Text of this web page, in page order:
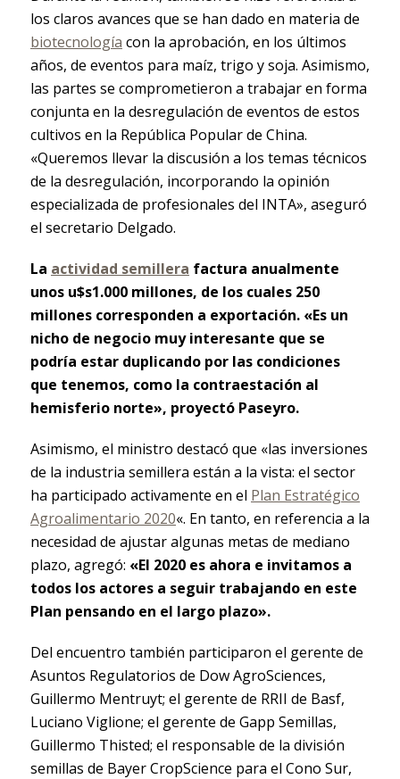
los claros avances que se han dado en materia de
biotecnología con la aprobación, en los últimos
años, de eventos para maíz, trigo y soja. Asimismo,
las partes se comprometieron a trabajar en forma
conjunta en la desregulación de eventos de estos
cultivos en la República Popular de China.
«Queremos llevar la discusión a los temas técnicos
de la desregulación, incorporando la opinión
especializada de profesionales del INTA», aseguró
el secretario Delgado.
La actividad semillera factura anualmente
unos u$s1.000 millones, de los cuales 250
millones corresponden a exportación. «Es un
nicho de negocio muy interesante que se
podría estar duplicando por las condiciones
que tenemos, como la contraestación al
hemisferio norte», proyectó Paseyro.
Asimismo, el ministro destacó que «las inversiones
de la industria semillera están a la vista: el sector
ha participado activamente en el Plan Estratégico
Agroalimentario 2020«. En tanto, en referencia a la
necesidad de ajustar algunas metas de mediano
plazo, agregó: «El 2020 es ahora e invitamos a
todos los actores a seguir trabajando en este
Plan pensando en el largo plazo».
Del encuentro también participaron el gerente de
Asuntos Regulatorios de Dow AgroSciences,
Guillermo Mentruyt; el gerente de RRII de Basf,
Luciano Viglione; el gerente de Gapp Semillas,
Guillermo Thisted; el responsable de la división
semillas de Bayer CropScience para el Cono Sur,